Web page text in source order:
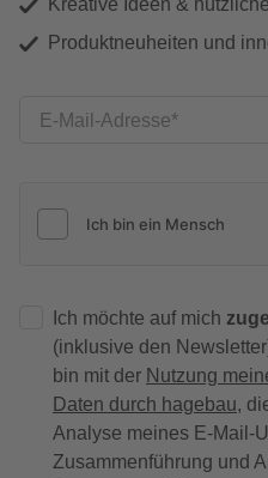
Produktneuheiten und
E-Mail-Adresse
Ich möchte auf mich
(inklusive den
bin mit der Nutzung
Daten durch hagebau,
Analyse meines E-Mail-
Zusammenführung und